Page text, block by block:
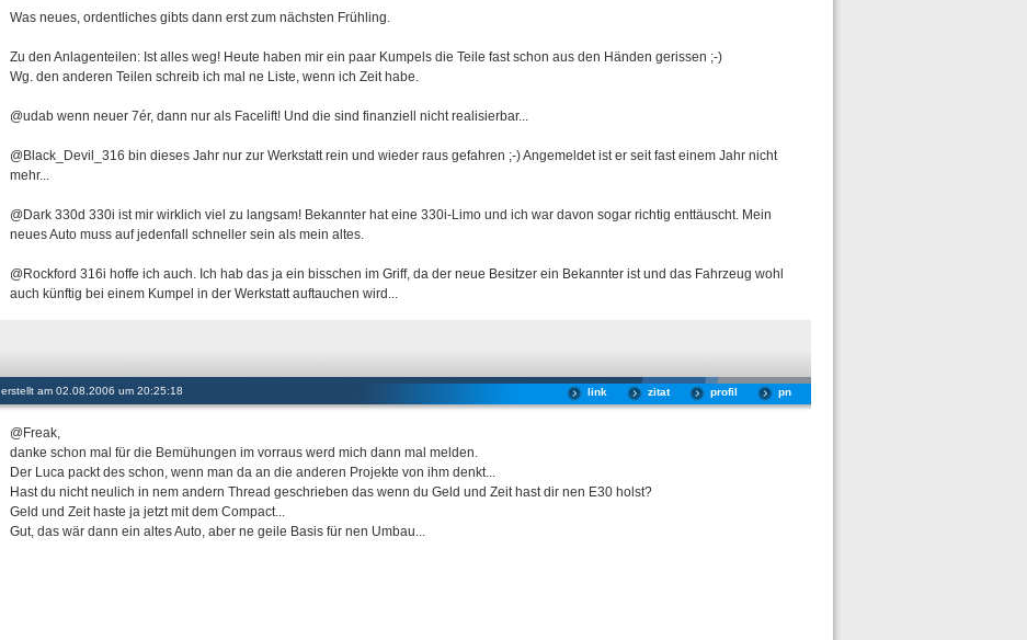
Was neues, ordentliches gibts dann erst zum nächsten Frühling.
Zu den Anlagenteilen: Ist alles weg! Heute haben mir ein paar Kumpels die Teile fast schon aus den Händen gerissen ;-)
Wg. den anderen Teilen schreib ich mal ne Liste, wenn ich Zeit habe.
@udab wenn neuer 7ér, dann nur als Facelift! Und die sind finanziell nicht realisierbar...
@Black_Devil_316 bin dieses Jahr nur zur Werkstatt rein und wieder raus gefahren ;-) Angemeldet ist er seit fast einem Jahr nicht
mehr...
@Dark 330d 330i ist mir wirklich viel zu langsam! Bekannter hat eine 330i-Limo und ich war davon sogar richtig enttäuscht. Mein
neues Auto muss auf jedenfall schneller sein als mein altes.
@Rockford 316i hoffe ich auch. Ich hab das ja ein bisschen im Griff, da der neue Besitzer ein Bekannter ist und das Fahrzeug wohl
auch künftig bei einem Kumpel in der Werkstatt auftauchen wird...
erstellt am 02.08.2006 um 20:25:18 pn
profil
zitat
link
@Freak,
danke schon mal für die Bemühungen im vorraus werd mich dann mal melden.
Der Luca packt des schon, wenn man da an die anderen Projekte von ihm denkt...
Hast du nicht neulich in nem andern Thread geschrieben das wenn du Geld und Zeit hast dir nen E30 holst?
Geld und Zeit haste ja jetzt mit dem Compact...
Gut, das wär dann ein altes Auto, aber ne geile Basis für nen Umbau...